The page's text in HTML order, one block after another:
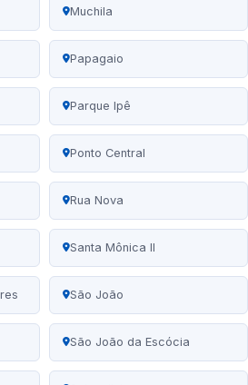
Muchila
Papagaio
Parque Ipê
Ponto Central
Rua Nova
Santa Mônica II
São João
São João da Escócia